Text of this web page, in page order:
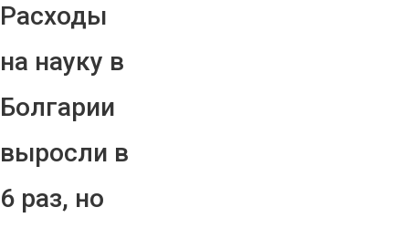
Расходы
на науку в
Болгарии
выросли в
6 раз, но